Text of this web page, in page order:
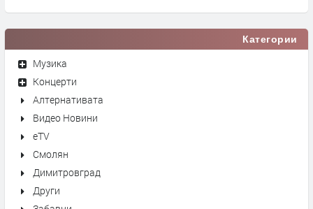
Категории
Музика
Концерти
Алтернативата
Видео Новини
eTV
Смолян
Димитровград
Други